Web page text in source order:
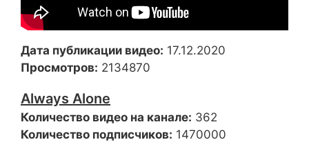
Дата публикации видео: 17.12.2020
Просмотров: 2134870
Always Alone
Количество видео на канале: 362
Количество подписчиков: 1470000